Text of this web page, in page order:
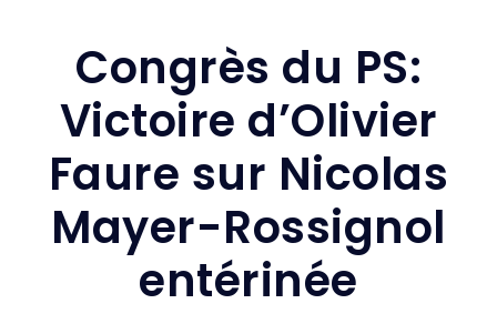
Congrès du PS:
Victoire d’Olivier
Faure sur Nicolas
Mayer-Rossignol
entérinée